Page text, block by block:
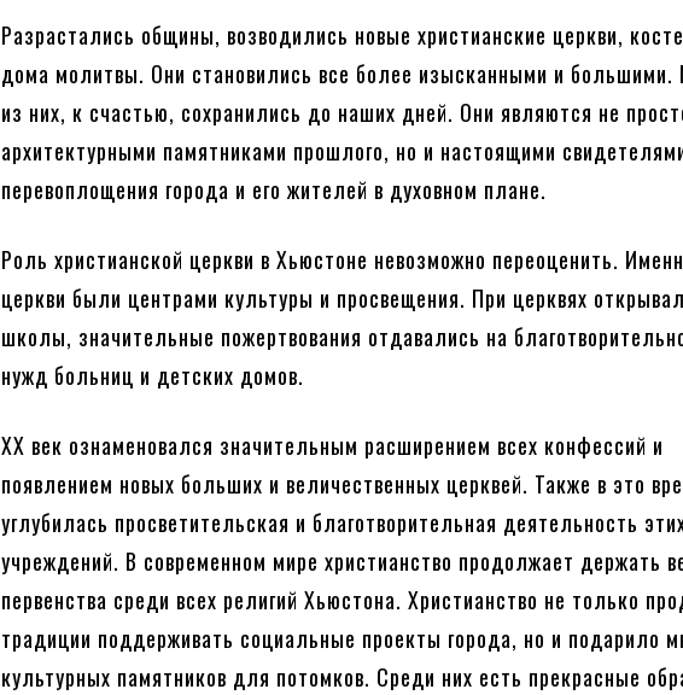
Разрастались общины, возводились новые христианские церкви,
дома молитвы. Они становились все более изысканными и большими.
из них, к счастью, сохранились до наших дней. Они являются не
архитектурными памятниками прошлого, но и настоящими
перевоплощения города и его жителей в духовном плане.
Роль христианской церкви в Хьюстоне невозможно переоценить.
церкви были центрами культуры и просвещения. При церквях
школы, значительные пожертвования отдавались на
нужд больниц и детских домов.
XX век ознаменовался значительным расширением всех конфессий и
появлением новых больших и величественных церквей. Также в это
углубилась просветительская и благотворительная деятельность
учреждений. В современном мире христианство продолжает держать
первенства среди всех религий Хьюстона. Христианство не только
традиции поддерживать социальные проекты города, но и подарило
культурных памятников для потомков. Среди них есть прекрасные